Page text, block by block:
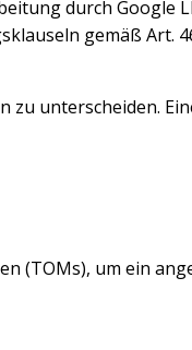
durch Google
gemäß Art.
zu unterscheiden.
um ein